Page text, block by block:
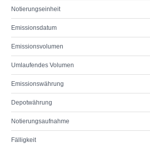
Notierungseinheit
Emissionsdatum
Emissionsvolumen
Umlaufendes Volumen
Emissionswährung
Depotwährung
Notierungsaufnahme
Fälligkeit